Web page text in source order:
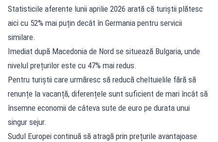
Statisticile aferente lunii aprilie 2026 arată că turiștii plătesc
aici cu 52% mai puțin decât în Germania pentru servicii
similare.
Imediat după Macedonia de Nord se situează Bulgaria, unde
nivelul prețurilor este cu 47% mai redus.
Pentru turiștii care urmăresc să reducă cheltuielile fără să
renunțe la vacanță, diferențele sunt suficient de mari încât să
însemne economii de câteva sute de euro pe durata unui
singur sejur.
Sudul Europei continuă să atragă prin prețurile avantajoase